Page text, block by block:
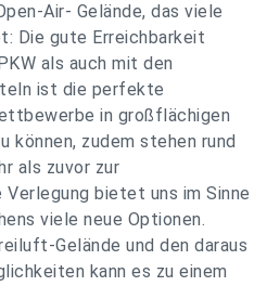
Air- Gelände, das viele
Die gute Erreichbarkeit
als auch mit den
ist die perfekte
in großflächigen
können, zudem stehen rund
als zuvor zur
bietet uns im Sinne
viele neue Optionen.
Gelände und den daraus
kann es zu einem